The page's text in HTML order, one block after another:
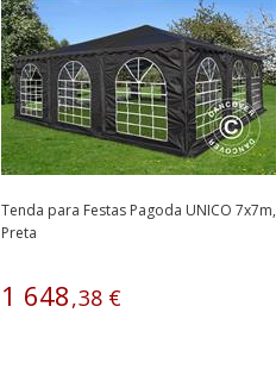
Tenda para Festas Pagoda UNICO 7x7m,
Preta
1 648,38 €